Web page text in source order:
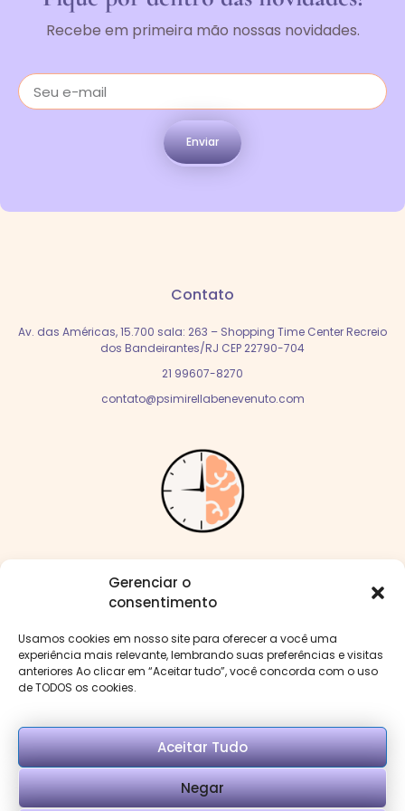
Gerenciar o
consentimento
Usamos cookies em nosso site para oferecer a você uma
experiência mais relevante, lembrando suas preferências e visitas
anteriores Ao clicar em “Aceitar tudo”, você concorda com o uso
de TODOS os cookies.
Aceitar Tudo
Negar
Recebe em primeira mão nossas novidades.
Enviar
Contato
Av. das Américas, 15.700 sala: 263 – Shopping Time Center Recreio
dos Bandeirantes/RJ CEP 22790-704
21 99607-8270
contato@psimirellabenevenuto.com
Me siga nas redes:
Menu